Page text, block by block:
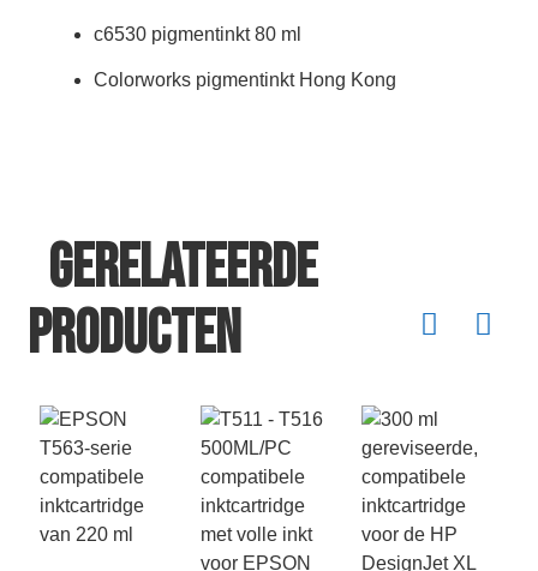
c6530 pigmentinkt 80 ml
Colorworks pigmentinkt Hong Kong
Gerelateerde
producten